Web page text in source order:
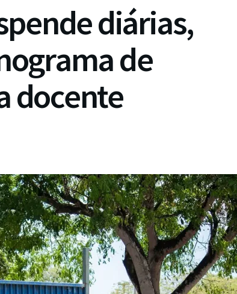
diárias,
de
docente